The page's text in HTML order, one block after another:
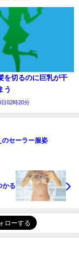
を切るのに巨乳が干
う
02時20分
のセーラー服姿
かる